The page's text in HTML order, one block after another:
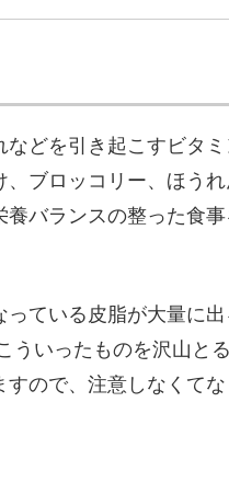
どを引き起こすビタ
ブロッコリー、ほう
バランスの整った食
ている皮脂が大量に
ういったものを沢山と
ので、注意しなくてな